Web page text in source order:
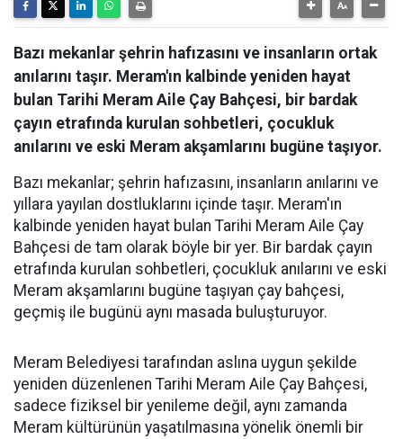
Bazı mekanlar şehrin hafızasını ve insanların ortak
anılarını taşır. Meram'ın kalbinde yeniden hayat
bulan Tarihi Meram Aile Çay Bahçesi, bir bardak
çayın etrafında kurulan sohbetleri, çocukluk
anılarını ve eski Meram akşamlarını bugüne taşıyor.
Bazı mekanlar; şehrin hafızasını, insanların anılarını ve
yıllara yayılan dostluklarını içinde taşır. Meram'ın
kalbinde yeniden hayat bulan Tarihi Meram Aile Çay
Bahçesi de tam olarak böyle bir yer. Bir bardak çayın
etrafında kurulan sohbetleri, çocukluk anılarını ve eski
Meram akşamlarını bugüne taşıyan çay bahçesi,
geçmiş ile bugünü aynı masada buluşturuyor.
Meram Belediyesi tarafından aslına uygun şekilde
yeniden düzenlenen Tarihi Meram Aile Çay Bahçesi,
sadece fiziksel bir yenileme değil, aynı zamanda
Meram kültürünün yaşatılmasına yönelik önemli bir